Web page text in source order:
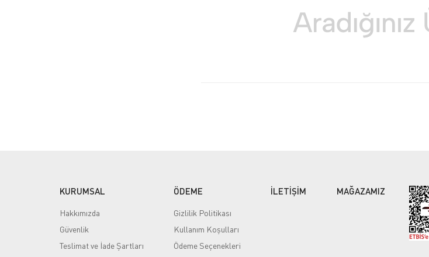
KURUMSAL
Hakkımızda
Güvenlik
Teslimat ve İade Şartları
ÖDEME
Gizlilik Politikası
Kullanım Koşulları
Ödeme Seçenekleri
İLETİŞİM MAĞAZAMIZ